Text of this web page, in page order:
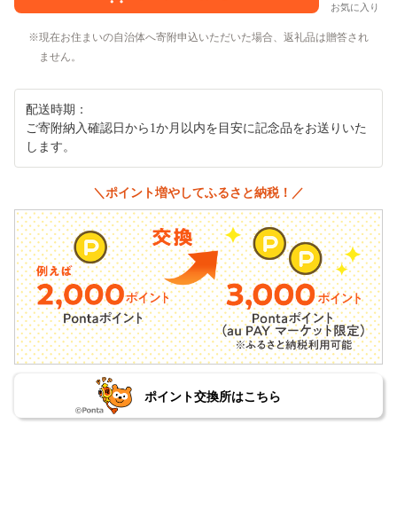
お気に入り
現在お住まいの自治体へ寄附申込いただいた場合、返礼品は贈答され
ません。
配送時期：
ご寄附納入確認日から1か月以内を目安に記念品をお送りいた
します。
＼ポイント増やしてふるさと納税！／
ポイント交換所はこちら